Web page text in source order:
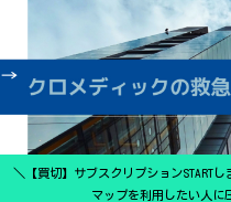
＼【買切】サブスクリプションSTART
マップを利用したい人に